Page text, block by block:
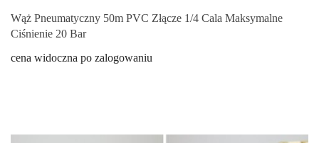
Wąż Pneumatyczny 50m PVC Złącze 1/4 Cala Maksymalne
Ciśnienie 20 Bar
cena widoczna po zalogowaniu